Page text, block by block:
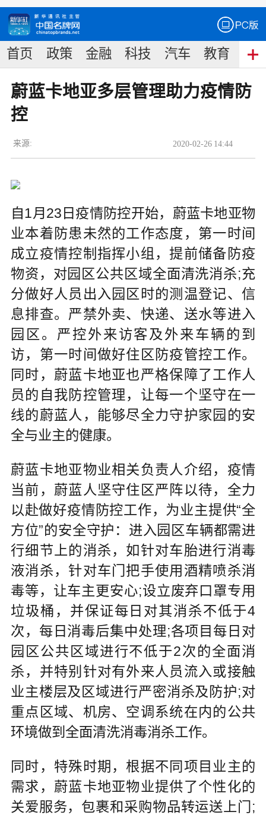
首页 政策 金融 科技 汽车 教育 食
蔚蓝卡地亚多层管理助力疫情防
控
2020-02-26 14:44
来源:
自1月23日疫情防控开始，蔚蓝卡地亚物
业本着防患未然的工作态度，第一时间
成立疫情控制指挥小组，提前储备防疫
物资，对园区公共区域全面清洗消杀;充
分做好人员出入园区时的测温登记、信
息排查。严禁外卖、快递、送水等进入
园区。严控外来访客及外来车辆的到
访，第一时间做好住区防疫管控工作。
同时，蔚蓝卡地亚也严格保障了工作人
员的自我防控管理，让每一个坚守在一
线的蔚蓝人，能够尽全力守护家园的安
全与业主的健康。
蔚蓝卡地亚物业相关负责人介绍，疫情
当前，蔚蓝人坚守住区严阵以待，全力
以赴做好疫情防控工作，为业主提供“全
方位”的安全守护：进入园区车辆都需进
行细节上的消杀，如针对车胎进行消毒
液消杀，针对车门把手使用酒精喷杀消
毒等，让车主更安心;设立废弃口罩专用
垃圾桶，并保证每日对其消杀不低于4
次，每日消毒后集中处理;各项目每日对
园区公共区域进行不低于2次的全面消
杀，并特别针对有外来人员流入或接触
业主楼层及区域进行严密消杀及防护;对
重点区域、机房、空调系统在内的公共
环境做到全面清洗消毒消杀工作。
同时，特殊时期，根据不同项目业主的
需求，蔚蓝卡地亚物业提供了个性化的
关爱服务，包裹和采购物品转运送上门;